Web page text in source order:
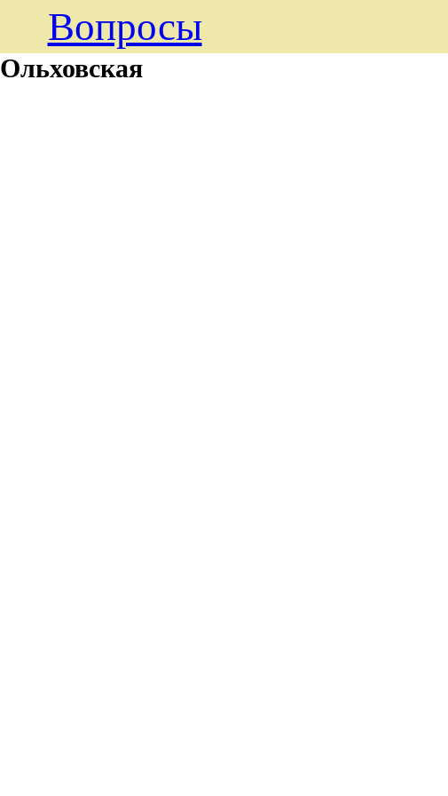
Вопросы
Ольховская